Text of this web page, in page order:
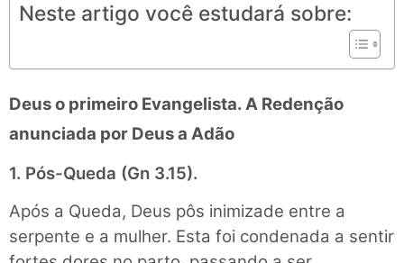
Neste artigo você estudará sobre:
Deus o primeiro Evangelista. A Redenção
anunciada por Deus a Adão
1. Pós-Queda (Gn 3.15).
Após a Queda, Deus pôs inimizade entre a
serpente e a mulher. Esta foi condenada a sentir